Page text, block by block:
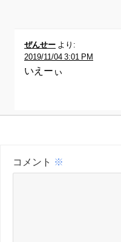
ぜんせー より:
2019/11/04 3:01 PM
いえーぃ
コメント ※